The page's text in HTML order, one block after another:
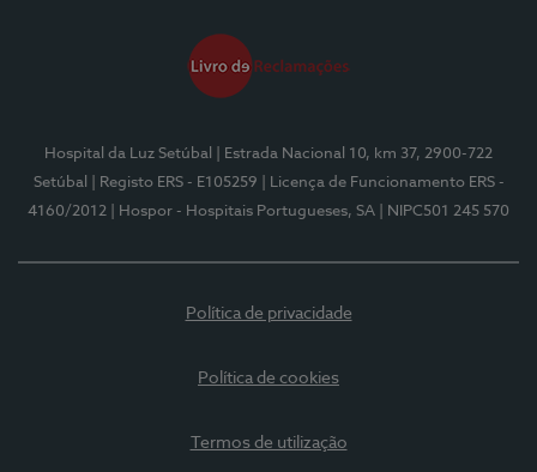
Hospital da Luz Setúbal
| Estrada Nacional 10, km 37, 2900-722
Setúbal
| Registo ERS - E105259
| Licença de Funcionamento ERS -
4160/2012
| Hospor - Hospitais Portugueses, SA | NIPC501 245 570
Política de privacidade
Política de cookies
Termos de utilização